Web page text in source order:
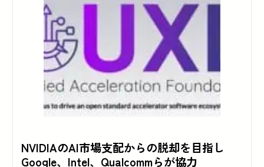
NVIDIAのAI市場支配からの脱却を目指し
Google、Intel、Qualcommらが協力